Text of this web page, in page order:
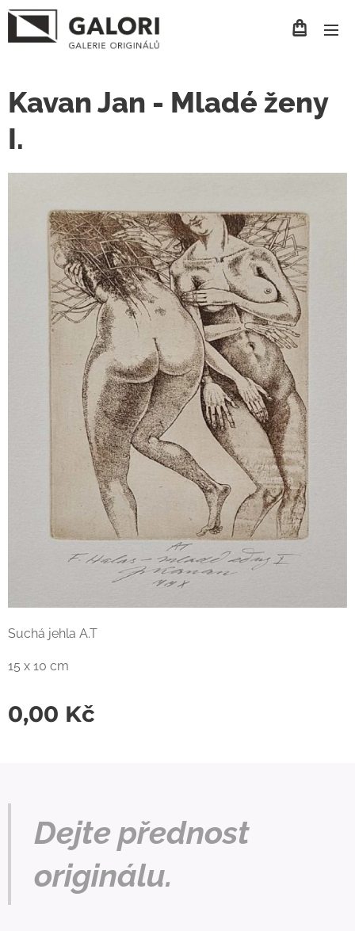
Kavan Jan - Mladé ženy
I.
Suchá jehla A.T
15 x 10 cm
0,00 Kč
Dejte přednost
originálu.